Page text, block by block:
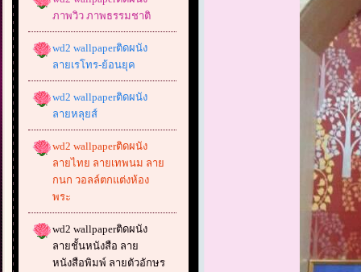
ภาพวิว ภาพธรรมชาติ
wd2 wallpaperติดผนัง
ลายเรโทร-ย้อนยุค
wd2 wallpaperติดผนัง
ลายหลุยส์
wd2 wallpaperติดผนัง
ลายไทย ลายเทพนม ลาย
กนก วอลล์ตกแต่งห้อง
พระ
wd2 wallpaperติดผนัง
ลายชั้นหนังสือ ลาย
หนังสือพิมพ์ ลายตัวอักษร